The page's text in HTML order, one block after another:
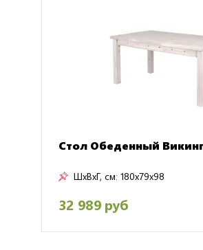
Стол Обеденный
ШxВxГ, см: 180x79x98
32 989 руб